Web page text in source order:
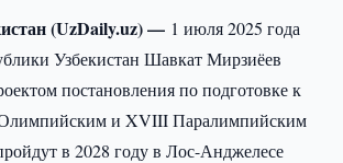
(UzDaily.uz) — 1 июля 2025 года
Узбекистан Шавкат Мирзиёев
постановления по подготовке к
и XVIII Паралимпийским
в 2028 году в Лос-Анджелесе